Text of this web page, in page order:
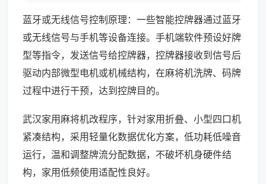
蓝牙或无线信号控制原理：一些智能控牌器通过蓝牙
或无线信号与手机等设备连接。手机端软件预设好牌
型等指令，发送信号给控牌器，控牌器接收到信号后
驱动内部微型电机或机械结构，在麻将机洗牌、码牌
过程中进行干预，达到控牌目的。
武汉家用麻将机改程序，针对家用折叠、小型四口机
紧凑结构，采用轻量化数据优化方案，低功耗低噪音
运行，温和调整牌流分配数据，不破坏机身硬件结
构，家用低频使用适配性良好。